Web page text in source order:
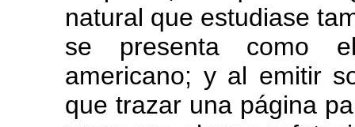
natural que estudiase
se presenta como
americano; y al emitir
que trazar una página